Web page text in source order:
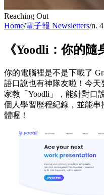
Reaching Out
Home/電子報 Newsletters/n.
《Yoodli：你的隨
你的電腦裡是不是下載了
語口說也有神隊友啦！今
家教「Yoodli」，能針對口
個人學習歷程紀錄，並能串
體喔！